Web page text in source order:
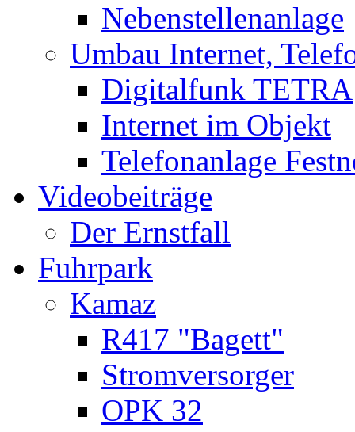
Nebenstellenanlage
Umbau Internet,
Digitalfunk TETRA
Internet im Objekt
Telefonanlage
Videobeiträge
Der Ernstfall
Fuhrpark
Kamaz
R417 "Bagett"
Stromversorger
OPK 32